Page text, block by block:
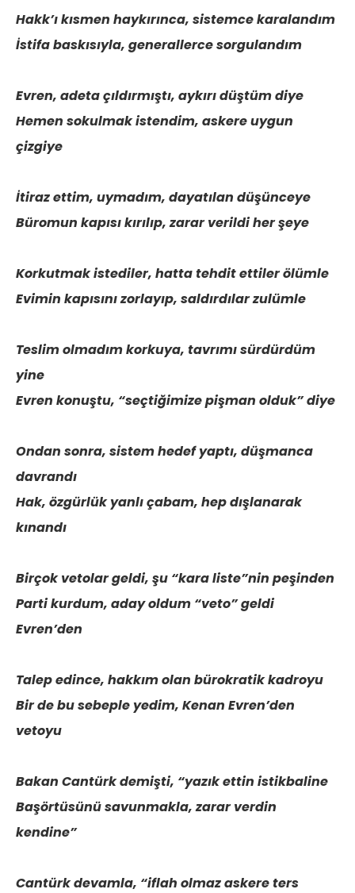
Hakk’ı kısmen haykırınca, sistemce karalandım
İstifa baskısıyla, generallerce sorgulandım
Evren, adeta çıldırmıştı, aykırı düştüm diye
Hemen sokulmak istendim, askere uygun
çizgiye
İtiraz ettim, uymadım, dayatılan düşünceye
Büromun kapısı kırılıp, zarar verildi her şeye
Korkutmak istediler, hatta tehdit ettiler ölümle
Evimin kapısını zorlayıp, saldırdılar zulümle
Teslim olmadım korkuya, tavrımı sürdürdüm
yine
Evren konuştu, “seçtiğimize pişman olduk” diye
Ondan sonra, sistem hedef yaptı, düşmanca
davrandı
Hak, özgürlük yanlı çabam, hep dışlanarak
kınandı
Birçok vetolar geldi, şu “kara liste”nin peşinden
Parti kurdum, aday oldum “veto” geldi
Evren’den
Talep edince, hakkım olan bürokratik kadroyu
Bir de bu sebeple yedim, Kenan Evren’den
vetoyu
Bakan Cantürk demişti, “yazık ettin istikbaline
Başörtüsünü savunmakla, zarar verdin
kendine”
Cantürk devamla, “iflah olmaz askere ters